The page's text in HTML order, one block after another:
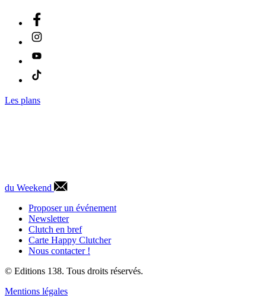
Les plans
du Weekend
Proposer un événement
Newsletter
Clutch en bref
Carte Happy Clutcher
Nous contacter !
© Editions 138. Tous droits réservés.
Mentions légales